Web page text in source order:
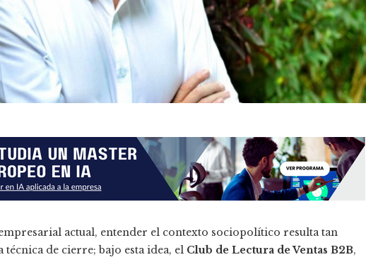
actual, entender el contexto sociopolítico resulta tan
de cierre; bajo esta idea, el Club de Lectura de Ventas B2B,